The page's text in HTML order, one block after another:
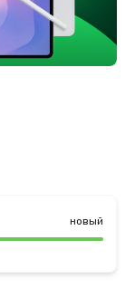
новый